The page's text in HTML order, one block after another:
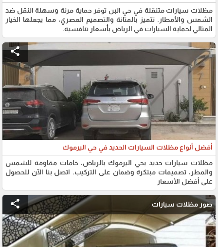
مظلات سيارات متنقلة في حي البن توفر حماية مرنة وسهلة النقل ضد
الشمس والأمطار. تتميز بالمتانة والتصميم العصري، مما يجعلها الخيار
المثالي لحماية السيارات في الرياض بأسعار تنافسية.
share
أفضل أنواع مظلات السيارات الحديد في حي اليرموك
مظلات سيارات حديد بحي اليرموك بالرياض، خامات مقاومة للشمس
والمطر، تصميمات مبتكرة وضمان على التركيب. اتصل بنا الآن للحصول
على أفضل الأسعار
share صور مظلات سيارات